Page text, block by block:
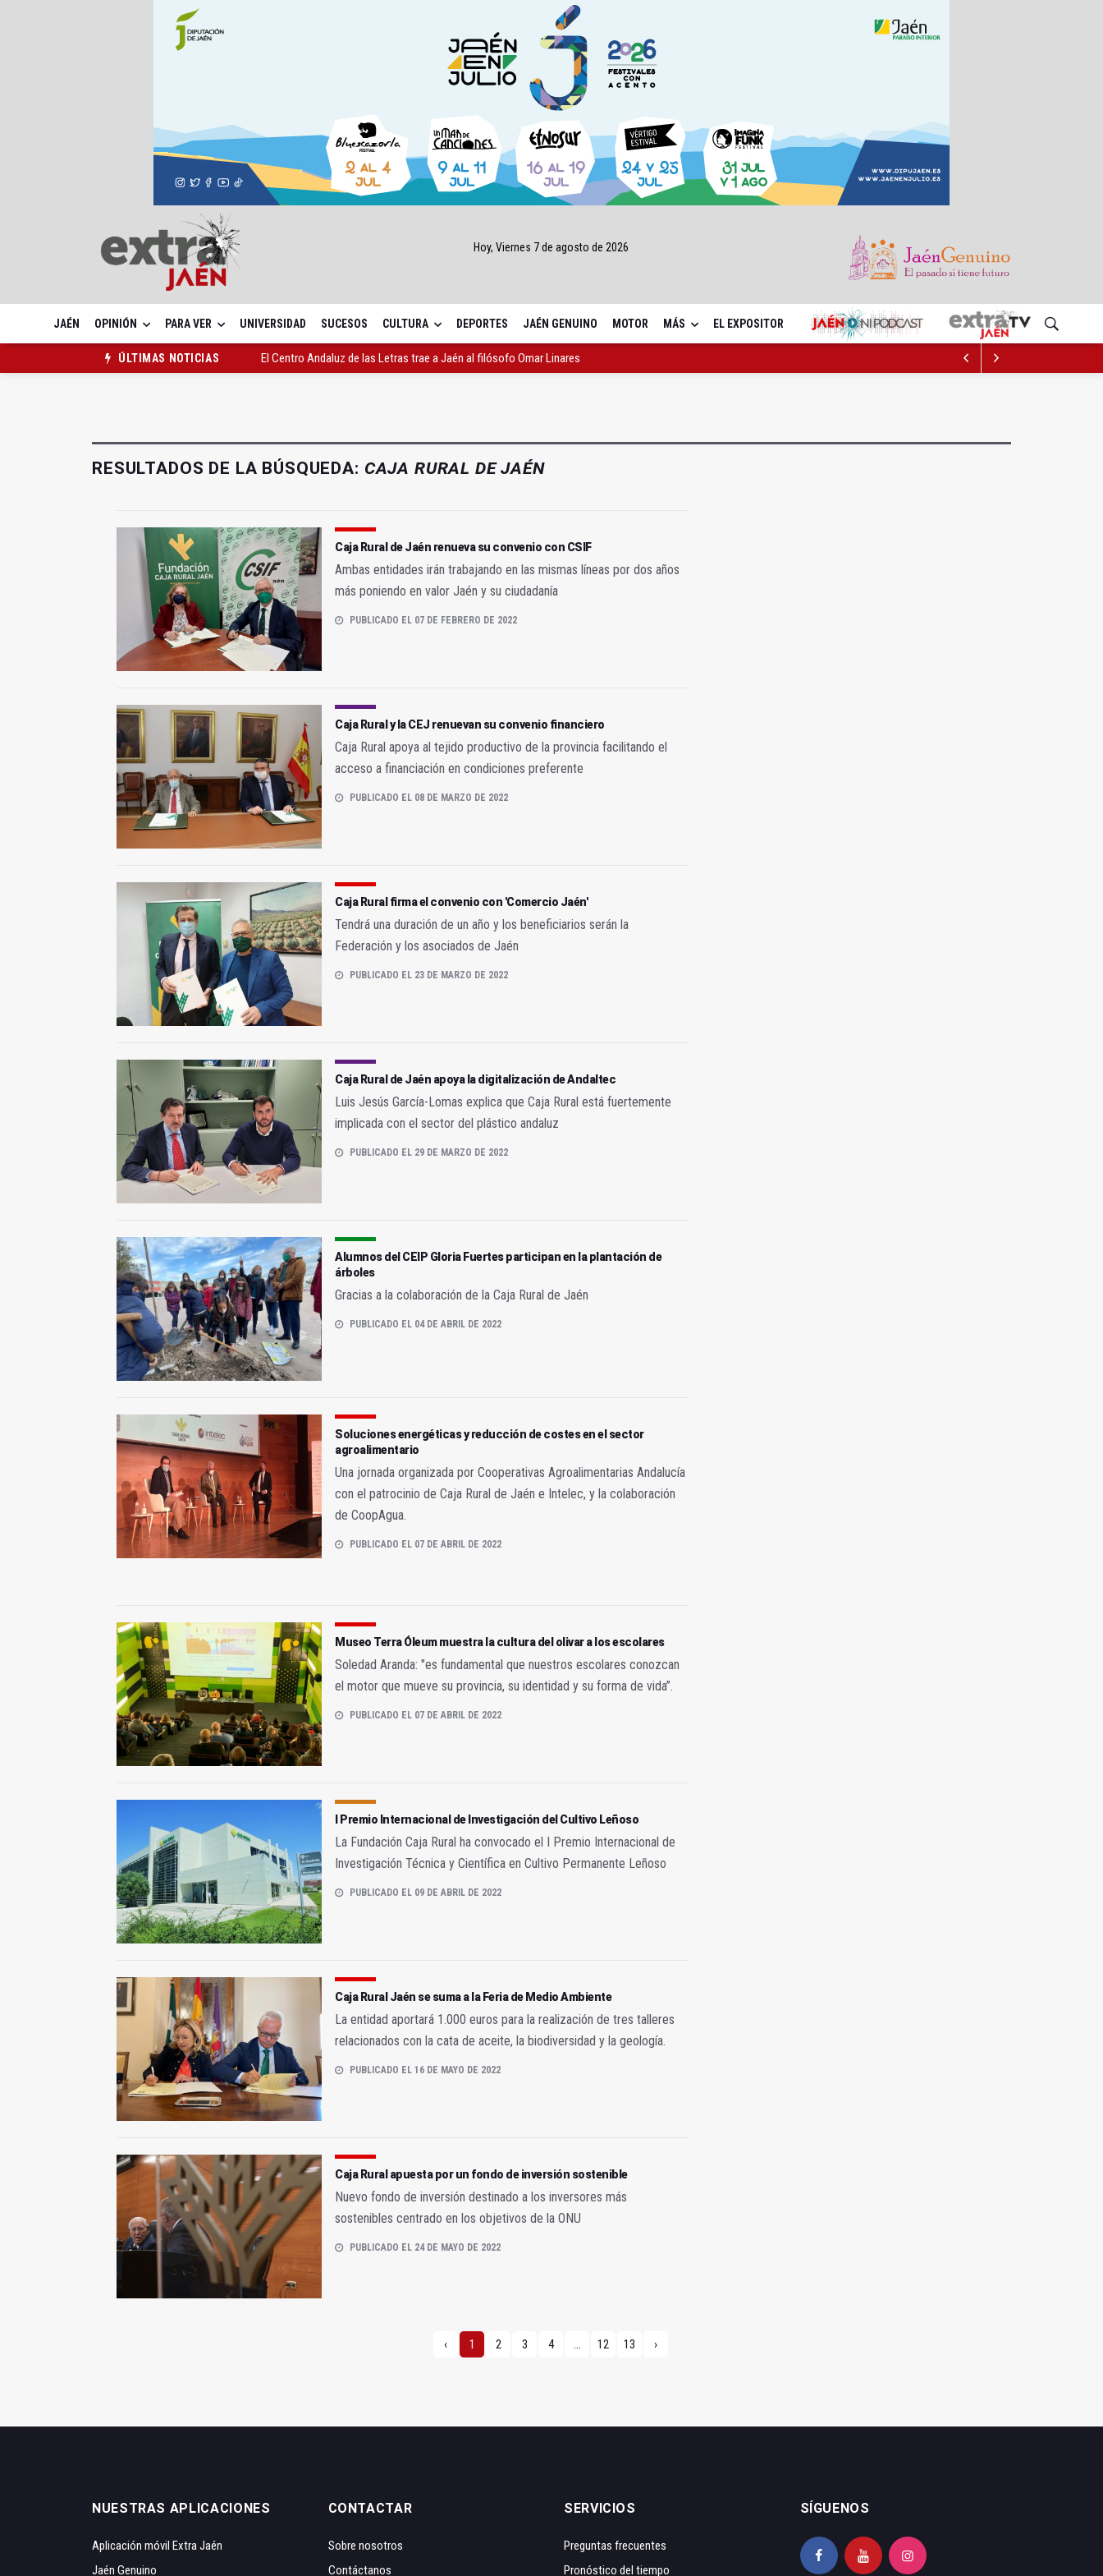
Hoy, Viernes 7 de agosto de 2026
JAÉN OPINIÓN PARA VER UNIVERSIDAD SUCESOS CULTURA DEPORTES JAÉN GENUINO MOTOR MÁS EL EXPOSITOR
ÚLTIMAS NOTICIAS
El Centro Andaluz de las Letras trae a Jaén al filósofo Omar Linares
RESULTADOS DE LA BÚSQUEDA: CAJA RURAL DE JAÉN
Caja Rural de Jaén renueva su convenio con CSIF
Ambas entidades irán trabajando en las mismas líneas por dos años
más poniendo en valor Jaén y su ciudadanía
PUBLICADO EL 07 DE FEBRERO DE 2022
Caja Rural y la CEJ renuevan su convenio financiero
Caja Rural apoya al tejido productivo de la provincia facilitando el
acceso a financiación en condiciones preferente
PUBLICADO EL 08 DE MARZO DE 2022
Caja Rural firma el convenio con 'Comercio Jaén'
Tendrá una duración de un año y los beneficiarios serán la
Federación y los asociados de Jaén
PUBLICADO EL 23 DE MARZO DE 2022
Caja Rural de Jaén apoya la digitalización de Andaltec
Luis Jesús García-Lomas explica que Caja Rural está fuertemente
implicada con el sector del plástico andaluz
PUBLICADO EL 29 DE MARZO DE 2022
Alumnos del CEIP Gloria Fuertes participan en la plantación de
árboles
Gracias a la colaboración de la Caja Rural de Jaén
PUBLICADO EL 04 DE ABRIL DE 2022
Soluciones energéticas y reducción de costes en el sector
agroalimentario
Una jornada organizada por Cooperativas Agroalimentarias Andalucía
con el patrocinio de Caja Rural de Jaén e Intelec, y la colaboración
de CoopAgua.
PUBLICADO EL 07 DE ABRIL DE 2022
Museo Terra Óleum muestra la cultura del olivar a los escolares
Soledad Aranda: "es fundamental que nuestros escolares conozcan
el motor que mueve su provincia, su identidad y su forma de vida”.
PUBLICADO EL 07 DE ABRIL DE 2022
I Premio Internacional de Investigación del Cultivo Leñoso
La Fundación Caja Rural ha convocado el I Premio Internacional de
Investigación Técnica y Científica en Cultivo Permanente Leñoso
PUBLICADO EL 09 DE ABRIL DE 2022
Caja Rural Jaén se suma a la Feria de Medio Ambiente
La entidad aportará 1.000 euros para la realización de tres talleres
relacionados con la cata de aceite, la biodiversidad y la geología.
PUBLICADO EL 16 DE MAYO DE 2022
Caja Rural apuesta por un fondo de inversión sostenible
Nuevo fondo de inversión destinado a los inversores más
sostenibles centrado en los objetivos de la ONU
PUBLICADO EL 24 DE MAYO DE 2022
‹ 1 2 3 4 ... 12 13 ›
NUESTRAS APLICACIONES
Aplicación móvil Extra Jaén
Jaén Genuino
CONTACTAR
Sobre nosotros
Contáctanos
SERVICIOS
Preguntas frecuentes
Pronóstico del tiempo
SÍGUENOS